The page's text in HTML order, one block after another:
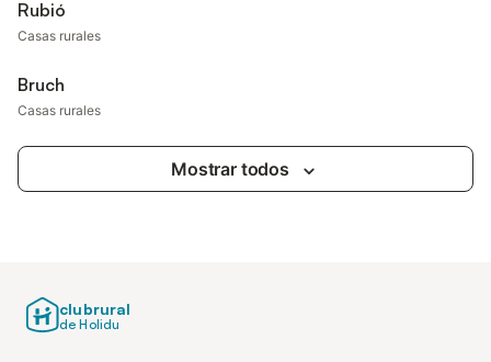
Rubió
Casas rurales
Bruch
Casas rurales
Mostrar todos
clubrural
de Holidu